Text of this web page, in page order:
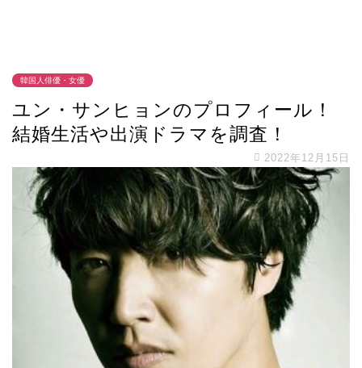
韓国人俳優・女優
ユン・サンヒョンのプロフィール！
結婚生活や出演ドラマを調査！
2022年12月15日